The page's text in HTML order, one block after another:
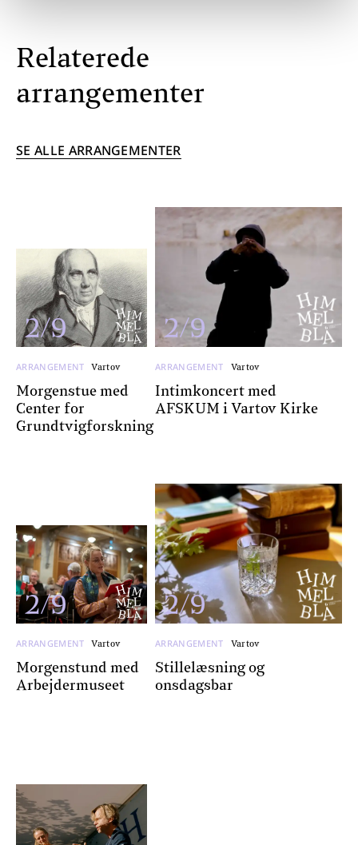
Relaterede
arrangementer
SE ALLE ARRANGEMENTER
2/9
ARRANGEMENT Vartov
Morgenstue med
Center for
Grundtvigforskning
2/9
ARRANGEMENT Vartov
Intimkoncert med
AFSKUM i Vartov Kirke
2/9
ARRANGEMENT Vartov
Morgenstund med
Arbejdermuseet
2/9
ARRANGEMENT Vartov
Stillelæsning og
onsdagsbar